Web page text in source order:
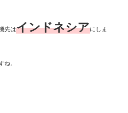
先はインドネシアにしま
ね。